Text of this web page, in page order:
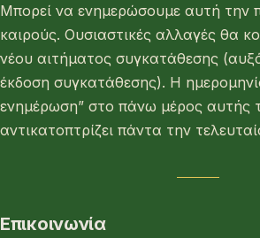
Μπορεί να ενημερώσουμε αυτή την
καιρούς. Ουσιαστικές αλλαγές θα
νέου αιτήματος συγκατάθεσης
έκδοση συγκατάθεσης). Η
ενημέρωση” στο πάνω μέρος αυτής
αντικατοπτρίζει πάντα την
Επικοινωνία